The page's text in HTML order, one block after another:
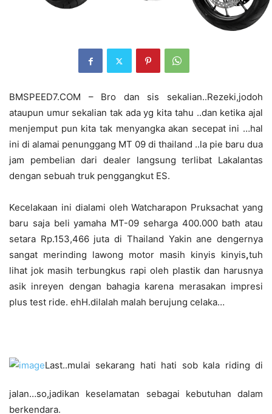
BMSPEED7.COM – Bro dan sis sekalian..Rezeki,jodoh
ataupun umur sekalian tak ada yg kita tahu ..dan ketika ajal
menjemput pun kita tak menyangka akan secepat ini …hal
ini di alamai penunggang MT 09 di thailand ..la pie baru dua
jam pembelian dari dealer langsung terlibat Lakalantas
dengan sebuah truk penggangkut ES.
Kecelakaan ini dialami oleh Watcharapon Pruksachat yang
baru saja beli yamaha MT-09 seharga 400.000 bath atau
setara Rp.153,466 juta di Thailand Yakin ane dengernya
sangat merinding lawong motor masih kinyis kinyis,tuh
lihat jok masih terbungkus rapi oleh plastik dan harusnya
asik inreyen dengan bahagia karena merasakan impresi
plus test ride. ehH.dilalah malah berujung celaka…
Last..mulai sekarang hati hati sob kala riding di
jalan…so,jadikan keselamatan sebagai kebutuhan dalam
berkendara.